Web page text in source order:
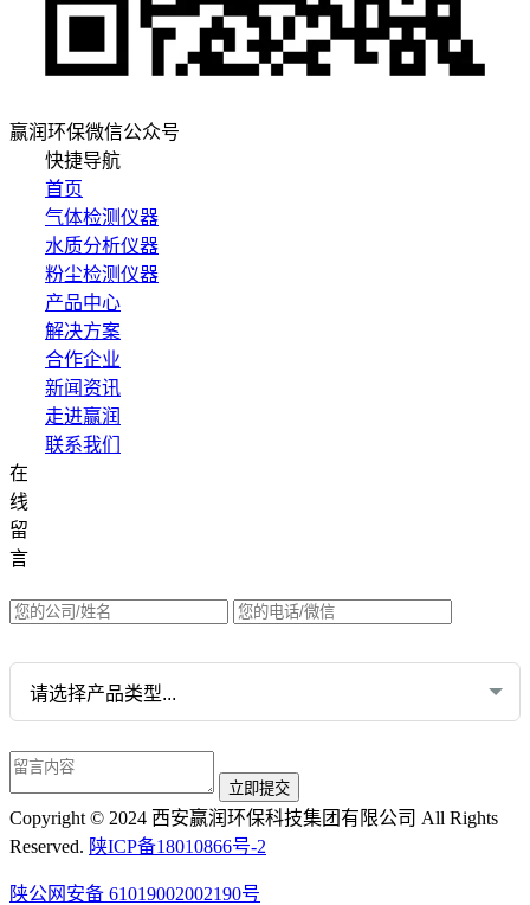
赢润环保微信公众号
快捷导航
首页
气体检测仪器
水质分析仪器
粉尘检测仪器
产品中心
解决方案
合作企业
新闻资讯
走进赢润
联系我们
在
线
留
言
Copyright © 2024 西安赢润环保科技集团有限公司 All Rights
Reserved. 陕ICP备18010866号-2
陕公网安备 61019002002190号